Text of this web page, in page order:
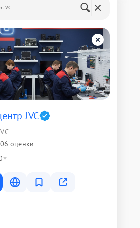
JVC
JVC
оценки